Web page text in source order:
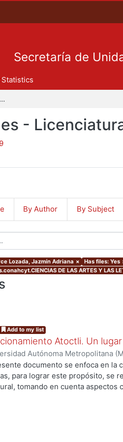
Secretaría de
Statistics
Proyectos Integrales / Terminales - Licenciatura
-
By Author By Subject
Lozada, Jazmín Adriana × Has files: Yes
DE LAS ARTES Y LAS
Add to my list
Atoctli. Un
Autónoma Metropolitana
de Información.,2023-06-
Jazmín Adriana; Chávez
documento se enfoca en la
para lograr este propósito, se
tomando en cuenta aspectos